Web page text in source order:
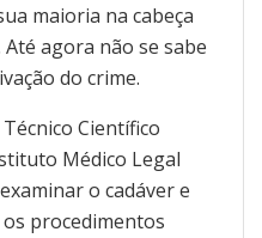
maioria na cabeça
agora não se sabe
do crime.
Científico
Médico Legal
o cadáver e
procedimentos